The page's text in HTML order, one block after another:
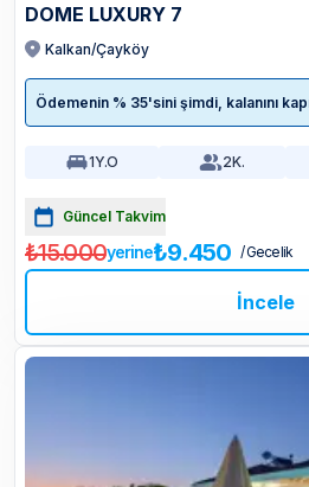
DOME LUXURY 7
Kalkan/Çayköy
Ödemenin % 35'sini şimdi, kalanını
1Y.O 2K.
Güncel Takvim
₺15.000yerine₺9.450 / Gecelik
İncele